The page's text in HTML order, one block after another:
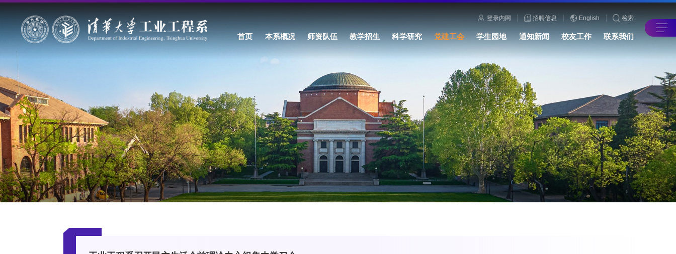
登录内网 招聘信息 English 检索
首页 本系概况 师资队伍 教学招生 科学研究 党建工会 学生园地 通知新闻 校友工作 联系我们